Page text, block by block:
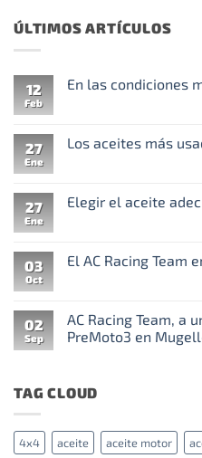
ÚLTIMOS ARTÍCULOS
12
Feb
En las condiciones
en
En
extremas
0W20
27
Ene
Los aceites más
en
Los
en
las
27
Ene
Elegir el aceite
en
Elegir
para
tu
coche
03
Oct
El AC Racing Team
en
El
AC
circuito
02
Sep
AC Racing Team, a
PreMoto3 en
en
AC
un
TAG CLOUD
4x4 aceite aceite motor